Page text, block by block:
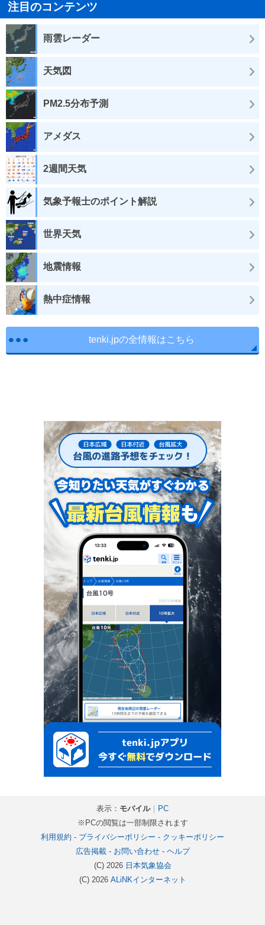
注目のコンテンツ
雨雲レーダー
天気図
PM2.5分布予測
アメダス
2週間天気
気象予報士のポイント解説
世界天気
地震情報
熱中症情報
tenki.jpの全情報はこちら
表示： モバイル｜
PC
※PCの閲覧は一部制限されます
利用規約 - プライバシーポリシー - クッキーポリシー
広告掲載- お問い合わせ- ヘルプ
(C) 2026 日本気象協会
(C) 2026 ALiNKインターネット